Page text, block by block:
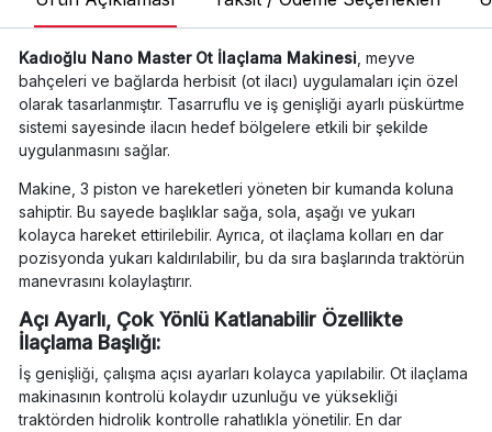
Kadıoğlu Nano Master Ot İlaçlama Makinesi , meyve
bahçeleri ve bağlarda herbisit (ot ilacı) uygulamaları için özel
olarak tasarlanmıştır. Tasarruflu ve iş genişliği ayarlı püskürtme
sistemi sayesinde ilacın hedef bölgelere etkili bir şekilde
uygulanmasını sağlar.
Makine, 3 piston ve hareketleri yöneten bir kumanda koluna
sahiptir. Bu sayede başlıklar sağa, sola, aşağı ve yukarı
kolayca hareket ettirilebilir. Ayrıca, ot ilaçlama kolları en dar
pozisyonda yukarı kaldırılabilir, bu da sıra başlarında traktörün
manevrasını kolaylaştırır.
Açı Ayarlı, Çok Yönlü Katlanabilir Özellikte
İlaçlama Başlığı:
İş genişliği, çalışma açısı ayarları kolayca yapılabilir. Ot ilaçlama
makinasının kontrolü kolaydır uzunluğu ve yüksekliği
traktörden hidrolik kontrolle rahatlıkla yönetilir. En dar